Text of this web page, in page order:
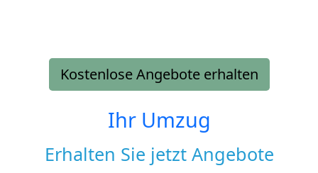
Kostenlose Angebote erhalten
Ihr Umzug
Erhalten Sie jetzt Angebote